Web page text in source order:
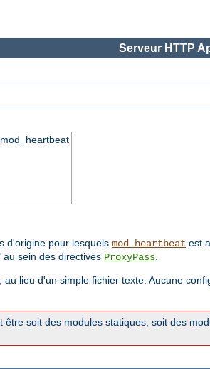
Serveur HTTP
d'origine pour lesquels mod_heartbeat est
au sein des directives ProxyPass.
au lieu d'un simple fichier texte. Aucune
être soit des modules statiques, soit des